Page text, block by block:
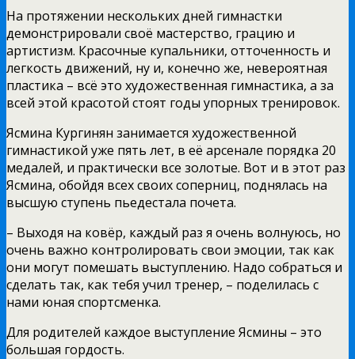
На протяжении нескольких дней гимнастки
демонстрировали своё мастерство, грацию и
артистизм. Красочные купальники, отточенность и
легкость движений, ну и, конечно же, невероятная
пластика – всё это художественная гимнастика, а за
всей этой красотой стоят годы упорных тренировок.
Ясмина Кургинян занимается художественной
гимнастикой уже пять лет, в её арсенале порядка 20
медалей, и практически все золотые. Вот и в этот раз
Ясмина, обойдя всех своих соперниц, поднялась на
высшую ступень пьедестала почета.
– Выходя на ковёр, каждый раз я очень волнуюсь, но
очень важно контролировать свои эмоции, так как
они могут помешать выступлению. Надо собраться и
сделать так, как тебя учил тренер, – поделилась с
нами юная спортсменка.
Для родителей каждое выступление Ясмины – это
большая гордость.